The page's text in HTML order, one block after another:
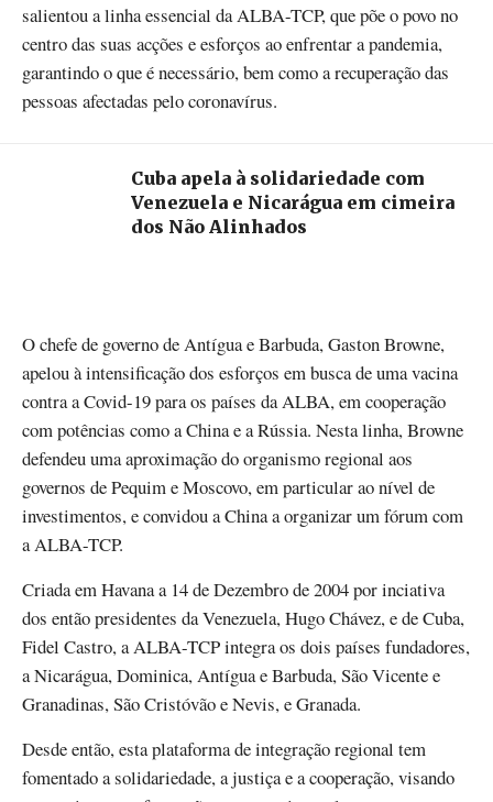
salientou a linha essencial da ALBA-TCP, que põe o povo no
centro das suas acções e esforços ao enfrentar a pandemia,
garantindo o que é necessário, bem como a recuperação das
pessoas afectadas pelo coronavírus.
Cuba apela à solidariedade com
Venezuela e Nicarágua em cimeira
dos Não Alinhados
O chefe de governo de Antígua e Barbuda, Gaston Browne,
apelou à intensificação dos esforços em busca de uma vacina
contra a Covid-19 para os países da ALBA, em cooperação
com potências como a China e a Rússia. Nesta linha, Browne
defendeu uma aproximação do organismo regional aos
governos de Pequim e Moscovo, em particular ao nível de
investimentos, e convidou a China a organizar um fórum com
a ALBA-TCP.
Criada em Havana a 14 de Dezembro de 2004 por inciativa
dos então presidentes da Venezuela, Hugo Chávez, e de Cuba,
Fidel Castro, a ALBA-TCP integra os dois países fundadores,
a Nicarágua, Dominica, Antígua e Barbuda, São Vicente e
Granadinas, São Cristóvão e Nevis, e Granada.
Desde então, esta plataforma de integração regional tem
fomentado a solidariedade, a justiça e a cooperação, visando